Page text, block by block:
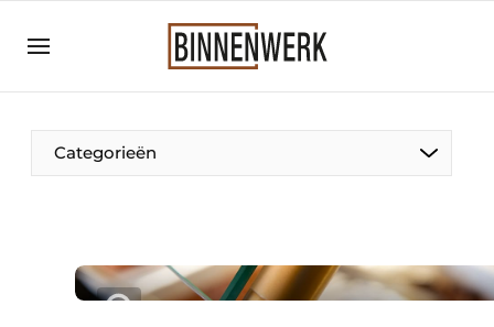
Aanmelden
Bedrijven
Binnenwerk | Hét magazine voor de
Direct contact
Categorieën